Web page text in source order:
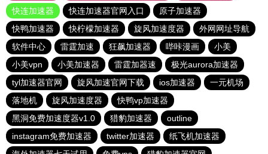
快连加速器
快连加速器官网入口
原子加速器
快鸭加速器
快柠檬加速器 旋风加速度器
外网网址导航
软件中心
雷霆加速 狂飙加速器 哔咔漫画
小美
小美vpn
小美加速器 雷霆加器速
极光aurora加速器
tyl加速器官网
旋风加速官网下载 ios加速器
一元机场
落地机
旋风加速度器
快鸭vp加速器
黑洞免费加速度器v1.0
猎豹加速器
outline
instagram免费加速器
twitter加速器
纸飞机加速器